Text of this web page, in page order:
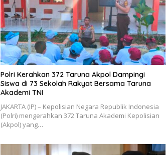
Polri Kerahkan 372 Taruna Akpol Dampingi
Siswa di 73 Sekolah Rakyat Bersama Taruna
Akademi TNI
JAKARTA (IP) – Kepolisian Negara Republik Indonesia
(Polri) mengerahkan 372 Taruna Akademi Kepolisian
(Akpol) yang…